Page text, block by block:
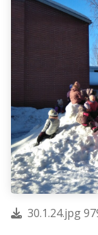
30.1.24.jpg